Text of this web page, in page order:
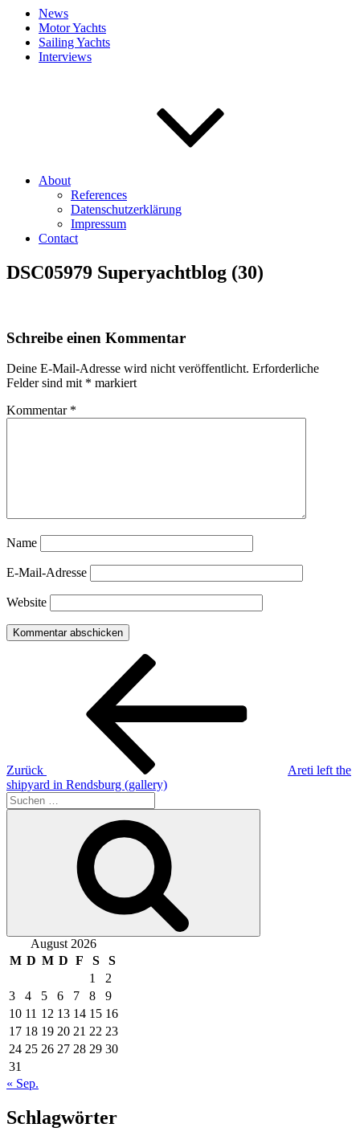
News
Motor Yachts
Sailing Yachts
Interviews
About
References
Datenschutzerklärung
Impressum
Contact
DSC05979 Superyachtblog (30)
Schreibe einen Kommentar
Deine E-Mail-Adresse wird nicht veröffentlicht. Erforderliche
Felder sind mit * markiert
Kommentar *
Name
E-Mail-Adresse
Website
Beitragsnavigation
Zurück
Areti left the
shipyard in Rendsburg (gallery)
Suche
nach:
August 2026
M D M D F S
S
1
2
3
4 5 6 7 8
9
10 11 12 13 14 15 16
17 18 19 20 21 22 23
24 25 26 27 28 29 30
31
« Sep.
Schlagwörter